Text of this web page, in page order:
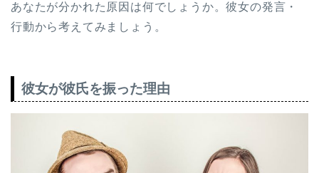
あなたが分かれた原因は何でしょうか。彼女の発言・
行動から考えてみましょう。
彼女が彼氏を振った理由